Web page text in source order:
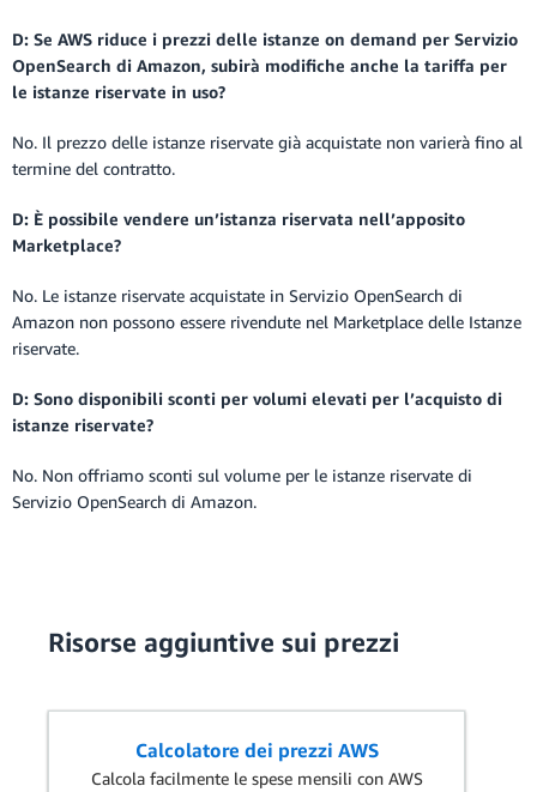
D: Se AWS riduce i prezzi delle istanze on demand per Servizio
OpenSearch di Amazon, subirà modifiche anche la tariffa per
le istanze riservate in uso?
No. Il prezzo delle istanze riservate già acquistate non varierà fino al
termine del contratto.
D: È possibile vendere un’istanza riservata nell’apposito
Marketplace?
No. Le istanze riservate acquistate in Servizio OpenSearch di
Amazon non possono essere rivendute nel Marketplace delle Istanze
riservate.
D: Sono disponibili sconti per volumi elevati per l’acquisto di
istanze riservate?
No. Non offriamo sconti sul volume per le istanze riservate di
Servizio OpenSearch di Amazon.
Risorse aggiuntive sui prezzi
Calcolatore dei prezzi AWS
Calcola facilmente le spese mensili con AWS